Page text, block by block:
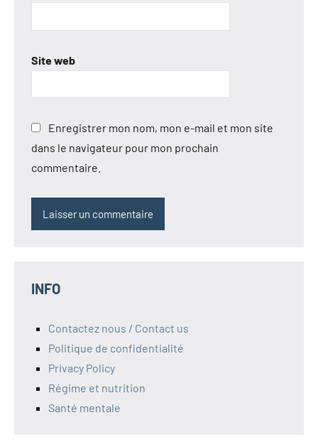
Site web
Enregistrer mon nom, mon e-mail et mon site
dans le navigateur pour mon prochain
commentaire.
INFO
Contactez nous / Contact us
Politique de confidentialité
Privacy Policy
Régime et nutrition
Santé mentale